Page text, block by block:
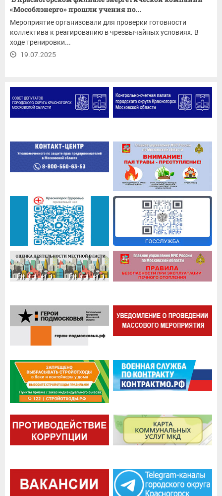
«Мособлэнерго» прошли учения по...
Мероприятие организовали для проверки готовности
коллектива к реагированию в чрезвычайных условиях. В
ходе тренировки...
19.07.2025